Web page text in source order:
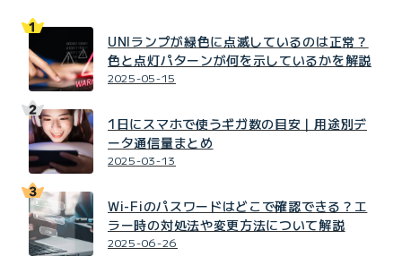
UNIランプが緑色に点滅しているのは正常？
色と点灯パターンが何を示しているかを解説
2025-05-15
1日にスマホで使うギガ数の目安｜用途別デ
ータ通信量まとめ
2025-03-13
Wi-Fiのパスワードはどこで確認できる？エ
ラー時の対処法や変更方法について解説
2025-06-26